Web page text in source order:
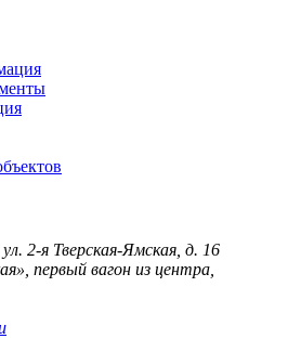
2-я Тверская-Ямская, д. 16
первый вагон из центра,